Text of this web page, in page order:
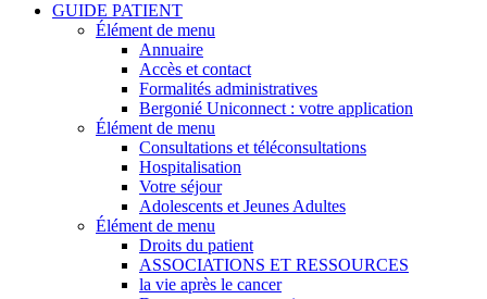
GUIDE PATIENT
Élément de menu
Annuaire
Accès et contact
Formalités administratives
Bergonié Uniconnect : votre application
Élément de menu
Consultations et téléconsultations
Hospitalisation
Votre séjour
Adolescents et Jeunes Adultes
Élément de menu
Droits du patient
ASSOCIATIONS ET RESSOURCES
la vie après le cancer